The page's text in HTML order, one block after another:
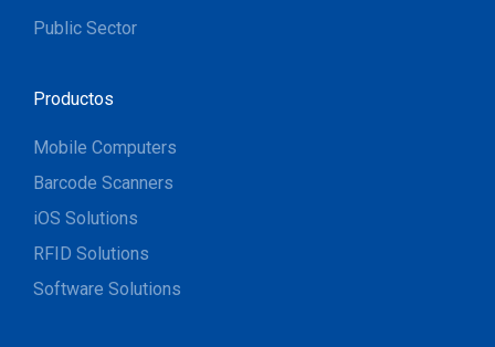
Public Sector
Productos
Mobile Computers
Barcode Scanners
iOS Solutions
RFID Solutions
Software Solutions